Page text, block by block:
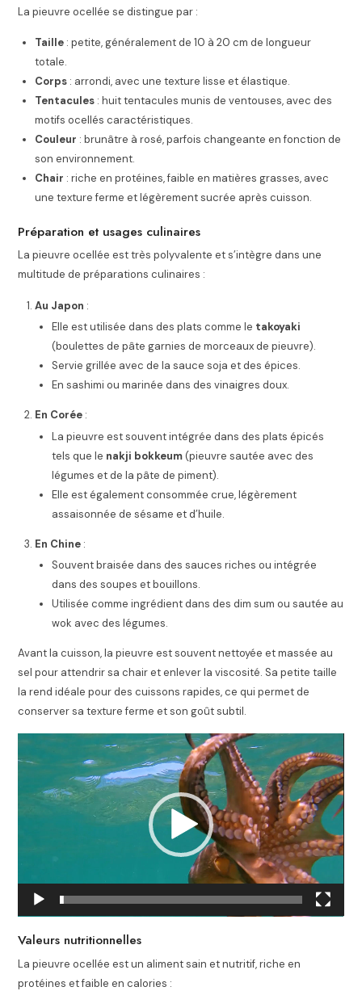
La pieuvre ocellée se distingue par :
Taille : petite, généralement de 10 à 20 cm de longueur
totale.
Corps : arrondi, avec une texture lisse et élastique.
Tentacules : huit tentacules munis de ventouses, avec des
motifs ocellés caractéristiques.
Couleur : brunâtre à rosé, parfois changeante en fonction de
son environnement.
Chair : riche en protéines, faible en matières grasses, avec
une texture ferme et légèrement sucrée après cuisson.
Préparation et usages culinaires
La pieuvre ocellée est très polyvalente et s’intègre dans une
multitude de préparations culinaires :
Au Japon :
Elle est utilisée dans des plats comme le takoyaki
(boulettes de pâte garnies de morceaux de pieuvre).
Servie grillée avec de la sauce soja et des épices.
En sashimi ou marinée dans des vinaigres doux.
En Corée :
La pieuvre est souvent intégrée dans des plats épicés
tels que le nakji bokkeum(pieuvre sautée avec des
légumes et de la pâte de piment).
Elle est également consommée crue, légèrement
assaisonnée de sésame et d’huile.
En Chine :
Souvent braisée dans des sauces riches ou intégrée
dans des soupes et bouillons.
Utilisée comme ingrédient dans des dim sum ou sautée au
wok avec des légumes.
Avant la cuisson, la pieuvre est souvent nettoyée et massée au
sel pour attendrir sa chair et enlever la viscosité. Sa petite taille
la rend idéale pour des cuissons rapides, ce qui permet de
conserver sa texture ferme et son goût subtil.
Lecteur
vidéo
Valeurs nutritionnelles
La pieuvre ocellée est un aliment sain et nutritif, riche en
protéines et faible en calories :